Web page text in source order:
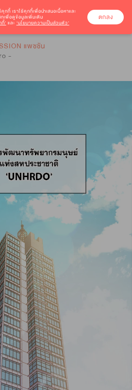
แพชชัน
-
คุกกี้ เราใช้คุกกี้เพื่อนำเสนอเนื้อหาและ
เพื่อดูข้อมูลเพิ่มเติม
’ และ ‘นโยบายความเป็นส่วนตัว’
ตกลง